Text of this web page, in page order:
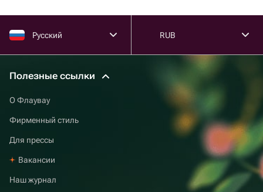
Русский RUB
Полезные ссылки
О Флаувау
Фирменный стиль
Для прессы
Вакансии
Наш журнал